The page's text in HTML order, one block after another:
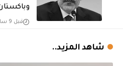
قبل 9 ساعات
شاهد المزيد..